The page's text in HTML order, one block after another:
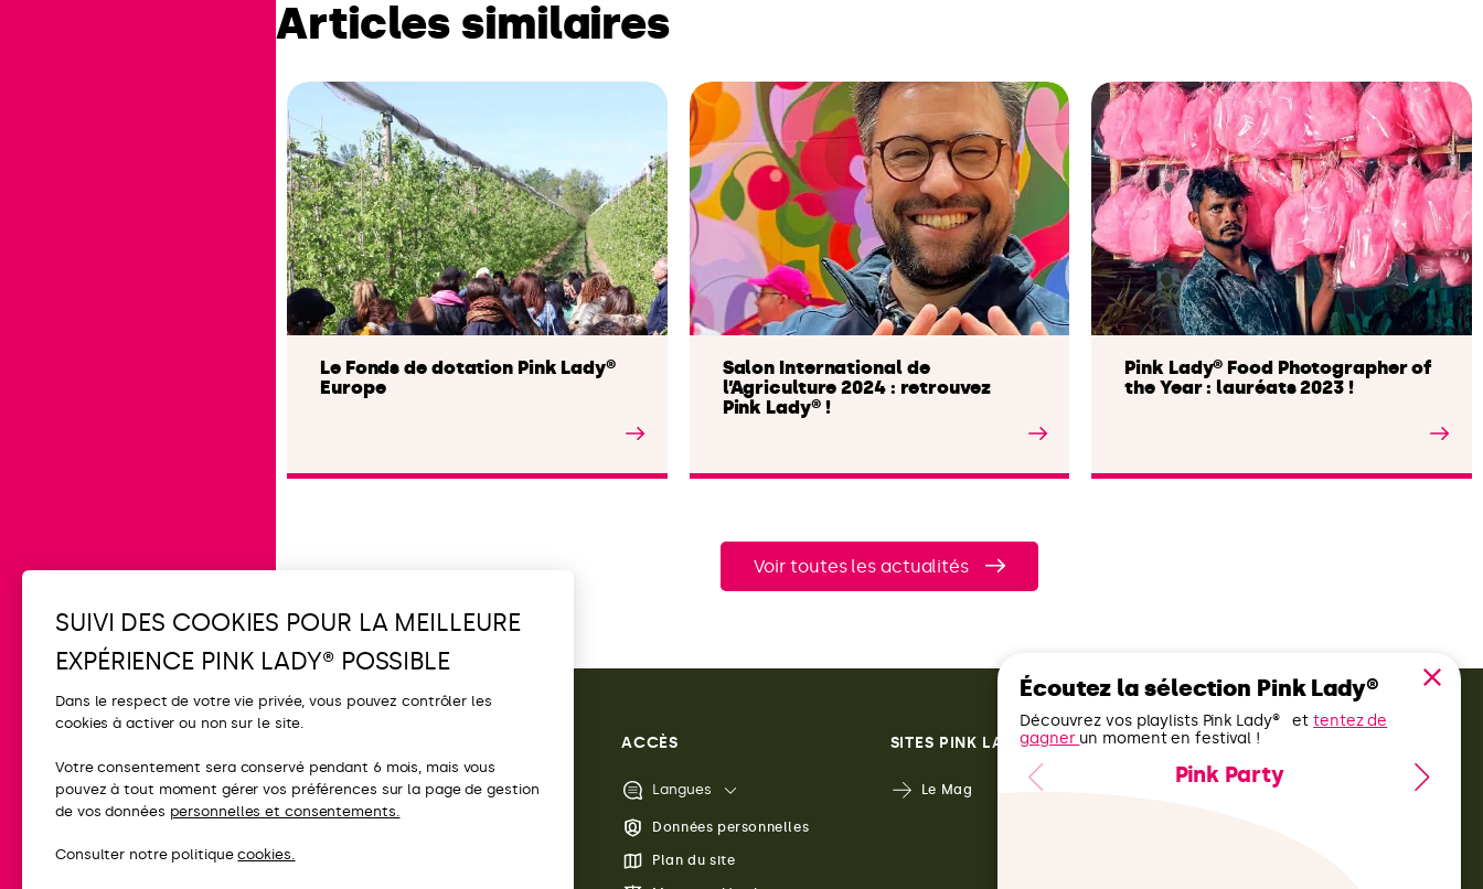
Articles similaires
Le Fonds de dotation Pink Lady®
Europe
Salon International de
l’Agriculture 2024 : retrouvez
Pink Lady® !
Pink Lady® Food Photographer of
the Year : lauréats 2023 !
Voir toutes les actualités
FAQ
Contactez-nous
ACCÈS
Langues
Données personnelles
Plan du site
SITES PINK LADY®
Le Mag
Écoutez la sélection Pink Lady®
Découvrez vos playlists Pink Lady® ettentez de
gagner un moment en festival !
Pink Party
SUIVI DES COOKIES POUR LA MEILLEURE
EXPÉRIENCE PINK LADY® POSSIBLE
Dans le respect de votre vie privée, vous pouvez contrôler les
cookies à activer ou non sur le site.
Votre consentement sera conservé pendant 6 mois, mais vous
pouvez à tout moment gérer vos préférences sur la page de gestion
de vos données personnelles et consentements.
Consulter notre politiquecookies.